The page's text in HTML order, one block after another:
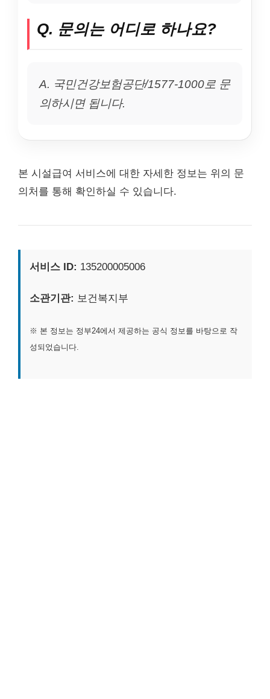
Q. 문의는 어디로 하나요?
A. 국민건강보험공단/1577-1000로 문
의하시면 됩니다.
본 시설급여 서비스에 대한 자세한 정보는 위의 문
의처를 통해 확인하실 수 있습니다.
서비스 ID: 135200005006
소관기관: 보건복지부
※ 본 정보는 정부24에서 제공하는 공식 정보를 바탕으로 작
성되었습니다.